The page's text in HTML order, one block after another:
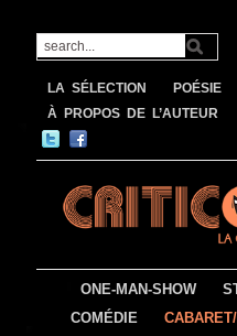
LA SÉLECTION POÉSIE
À PROPOS DE L’AUTEUR
ONE-MAN-SHOW
COMÉDIE